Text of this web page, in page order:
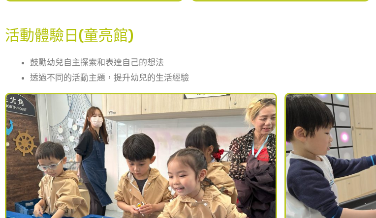
活動體驗日(童亮館)
鼓勵幼兒自主探索和表達自己的想法
透過不同的活動主題，提升幼兒的生活經驗